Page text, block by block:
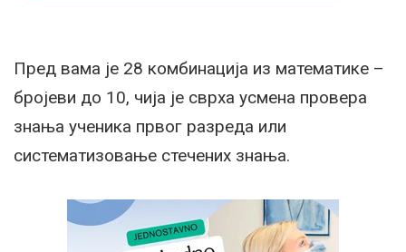
Пред вама је 28 комбинација из математике –
бројеви до 10, чија је сврха усмена провера
знања ученика првог разреда или
систематизовање стечених знања.